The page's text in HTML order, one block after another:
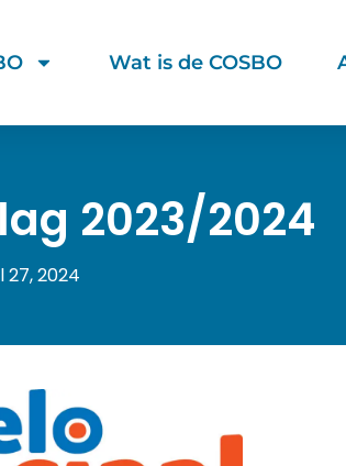
Wat is de COSBO
2023/2024
27, 2024